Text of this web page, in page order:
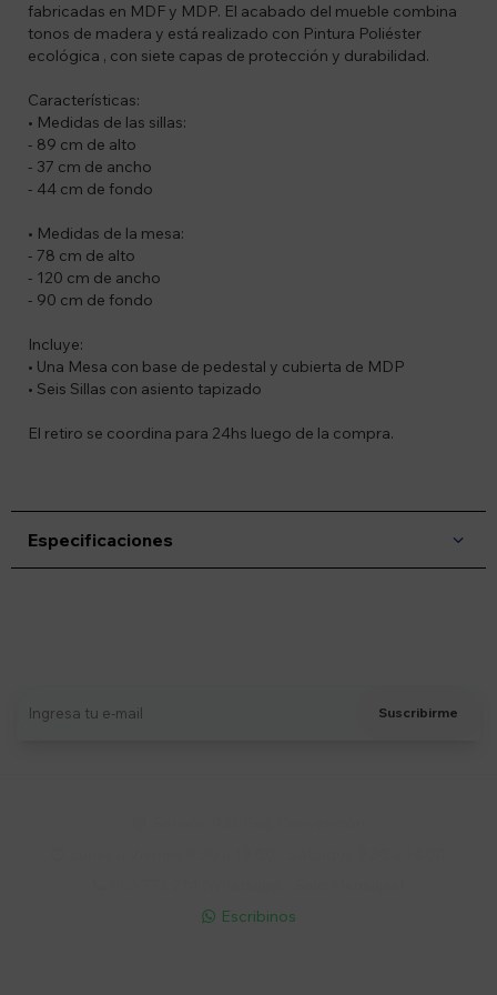
fabricadas en MDF y MDP. El acabado del mueble combina
tonos de madera y está realizado con Pintura Poliéster
ecológica , con siete capas de protección y durabilidad.
Características:
• Medidas de las sillas:
- 89 cm de alto
- 37 cm de ancho
- 44 cm de fondo
• Medidas de la mesa:
- 78 cm de alto
- 120 cm de ancho
- 90 cm de fondo
Incluye:
• Una Mesa con base de pedestal y cubierta de MDP
• Seis Sillas con asiento tapizado
El retiro se coordina para 24hs luego de la compra.
Especificaciones
Suscribirme
 Escribinos